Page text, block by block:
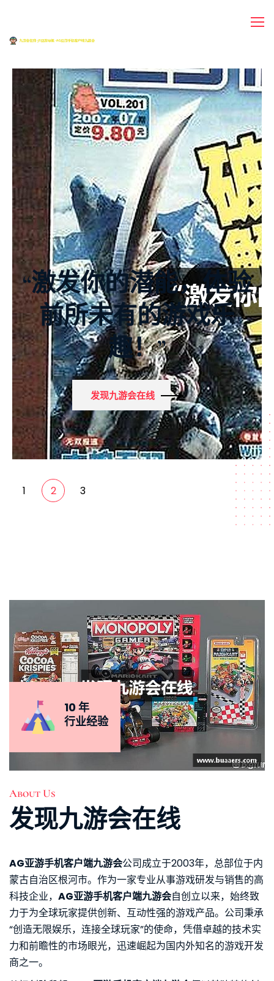
“激发你的潜能，体验
前所未有的游戏乐
趣！”
发现九游会在线
10 年
行业经验
About Us
发现九游会在线
AG亚游手机客户端九游会公司成立于2003年，总部位于内
蒙古自治区根河市。作为一家专业从事游戏研发与销售的高
科技企业， AG亚游手机客户端九游会自创立以来，始终致
力于为全球玩家提供创新、互动性强的游戏产品。公司秉承
“创造无限娱乐，连接全球玩家”的使命，凭借卓越的技术实
力和前瞻性的市场眼光，迅速崛起为国内外知名的游戏开发
商之一。